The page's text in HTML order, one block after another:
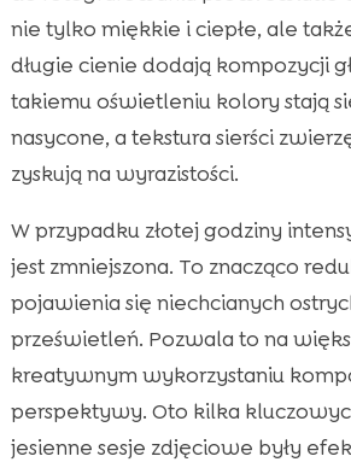
nie tylko miękkie i ciepłe, ale
długie cienie dodają kompozycji
takiemu oświetleniu kolory stają
nasycone, a tekstura sierści
zyskują na wyrazistości.
W przypadku złotej godziny
jest zmniejszona. To znacząco
pojawienia się niechcianych
prześwietleń. Pozwala to na
kreatywnym wykorzystaniu
perspektywy. Oto kilka
jesienne sesje zdjęciowe były